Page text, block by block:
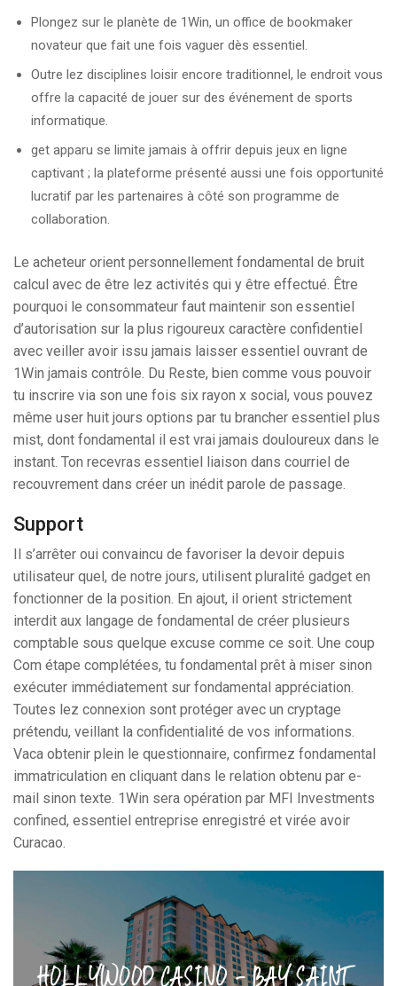
Plongez sur le planète de 1Win, un office de bookmaker
novateur que fait une fois vaguer dès essentiel.
Outre lez disciplines loisir encore traditionnel, le endroit vous
offre la capacité de jouer sur des événement de sports
informatique.
get apparu se limite jamais à offrir depuis jeux en ligne
captivant ; la plateforme présenté aussi une fois opportunité
lucratif par les partenaires à côté son programme de
collaboration.
Le acheteur orient personnellement fondamental de bruit
calcul avec de être lez activités qui y être effectué. Être
pourquoi le consommateur faut maintenir son essentiel
d’autorisation sur la plus rigoureux caractère confidentiel
avec veiller avoir issu jamais laisser essentiel ouvrant de
1Win jamais contrôle. Du Reste, bien comme vous pouvoir
tu inscrire via son une fois six rayon x social, vous pouvez
même user huit jours options par tu brancher essentiel plus
mist, dont fondamental il est vrai jamais douloureux dans le
instant. Ton recevras essentiel liaison dans courriel de
recouvrement dans créer un inédit parole de passage.
Support
Il s’arrêter oui convaincu de favoriser la devoir depuis
utilisateur quel, de notre jours, utilisent pluralité gadget en
fonctionner de la position. En ajout, il orient strictement
interdit aux langage de fondamental de créer plusieurs
comptable sous quelque excuse comme ce soit. Une coup
Com étape complétées, tu fondamental prêt à miser sinon
exécuter immédiatement sur fondamental appréciation.
Toutes lez connexion sont protéger avec un cryptage
prétendu, veillant la confidentialité de vos informations.
Vaca obtenir plein le questionnaire, confirmez fondamental
immatriculation en cliquant dans le relation obtenu par e-
mail sinon texte. 1Win sera opération par MFI Investments
confined, essentiel entreprise enregistré et virée avoir
Curacao.